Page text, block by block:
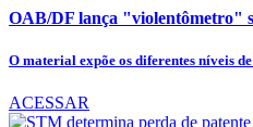
OAB/DF lança "violentômetro"
O material expõe os diferentes níveis
ACESSAR